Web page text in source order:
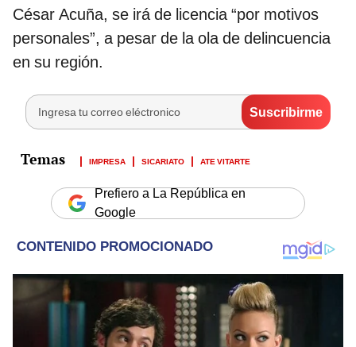
César Acuña, se irá de licencia “por motivos
personales”, a pesar de la ola de delincuencia
en su región.
IMPRESA SICARIATO ATE VITARTE
Prefiero a La República en
Google